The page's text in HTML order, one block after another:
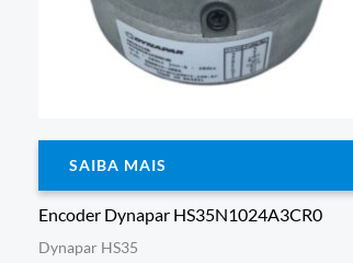
SAIBA MAIS
Encoder Dynapar HS35N1024A3CR0
Dynapar HS35